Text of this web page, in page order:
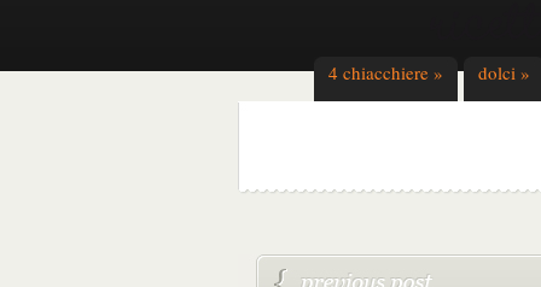
4 chiacchiere » dolci »